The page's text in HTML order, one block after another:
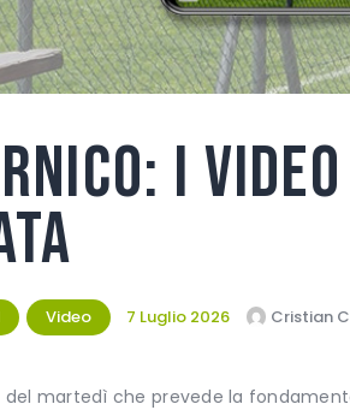
i
Video 7 Luglio 2026 Cristian
martedì che prevede la